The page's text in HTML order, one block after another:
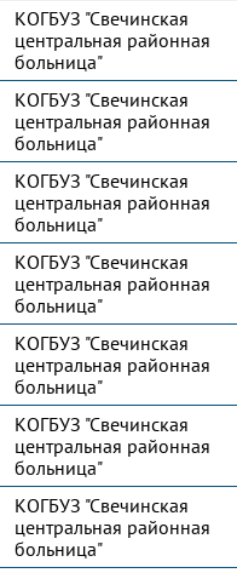
КОГБУЗ "Свечинская
центральная районная
больница"
КОГБУЗ "Свечинская
центральная районная
больница"
КОГБУЗ "Свечинская
центральная районная
больница"
КОГБУЗ "Свечинская
центральная районная
больница"
КОГБУЗ "Свечинская
центральная районная
больница"
КОГБУЗ "Свечинская
центральная районная
больница"
КОГБУЗ "Свечинская
центральная районная
больница"